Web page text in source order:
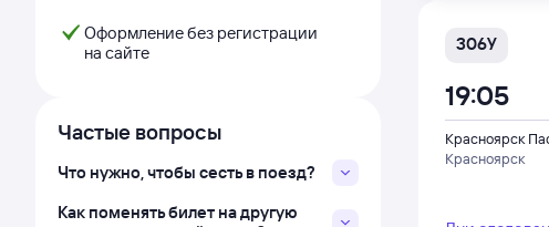
Оформление без регистрации
на сайте
Частые вопросы
Что нужно, чтобы сесть в поезд?
Как поменять билет на другую
306У
Красноярск
Красноярск
19:05